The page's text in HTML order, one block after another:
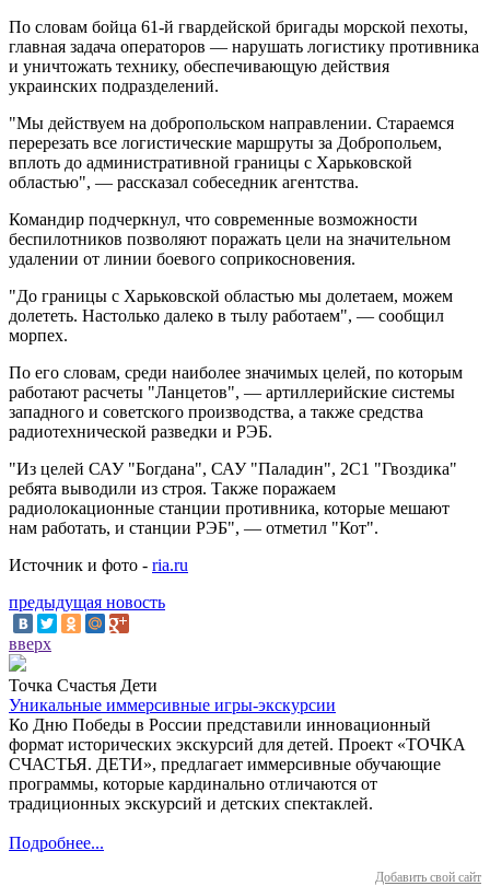
По словам бойца 61-й гвардейской бригады морской пехоты,
главная задача операторов — нарушать логистику противника
и уничтожать технику, обеспечивающую действия
украинских подразделений.
"Мы действуем на добропольском направлении. Стараемся
перерезать все логистические маршруты за Добропольем,
вплоть до административной границы с Харьковской
областью", — рассказал собеседник агентства.
Командир подчеркнул, что современные возможности
беспилотников позволяют поражать цели на значительном
удалении от линии боевого соприкосновения.
"До границы с Харьковской областью мы долетаем, можем
долететь. Настолько далеко в тылу работаем", — сообщил
морпех.
По его словам, среди наиболее значимых целей, по которым
работают расчеты "Ланцетов", — артиллерийские системы
западного и советского производства, а также средства
радиотехнической разведки и РЭБ.
"Из целей САУ "Богдана", САУ "Паладин", 2С1 "Гвоздика"
ребята выводили из строя. Также поражаем
радиолокационные станции противника, которые мешают
нам работать, и станции РЭБ", — отметил "Кот".
Источник и фото - ria.ru
предыдущая новость
вверх
Точка Счастья Дети
Уникальные иммерсивные игры-экскурсии
Ко Дню Победы в России представили инновационный
формат исторических экскурсий для детей. Проект «ТОЧКА
СЧАСТЬЯ. ДЕТИ», предлагает иммерсивные обучающие
программы, которые кардинально отличаются от
традиционных экскурсий и детских спектаклей.
Подробнее...
Добавить свой сайт